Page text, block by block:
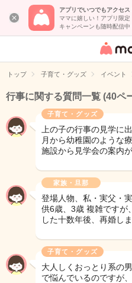
アプリでいつでもアクセス
ママに嬉しい！アプリ限定
キャンペーンも随時配信中
女性専
イト
トップ 子育て・グッズ イベント
行事に関する質問一覧 (40ペ
子育て・グッズ
上の子の行事の見学に
月から幼稚園のような
施設から見学会の案内
家族・旦那
登場人物、私・実父・
供6歳、3歳 複雑ですが
した十数年後、再婚し
子育て・グッズ
大人しくおっとり系の
で悩んでいるのですが